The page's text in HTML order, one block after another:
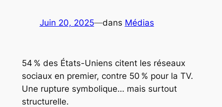
Juin 20, 2025—dans Médias
54 % des États-Uniens citent les réseaux
sociaux en premier, contre 50 % pour la TV.
Une rupture symbolique… mais surtout
structurelle.